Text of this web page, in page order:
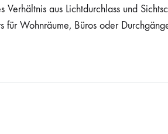
aus Lichtdurchlass und
Wohnräume, Büros oder